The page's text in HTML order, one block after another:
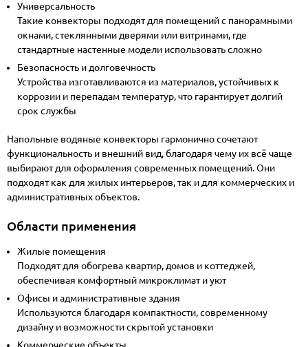
Универсальность
Такие конвекторы подходят для помещений с панорамными
окнами, стеклянными дверями или витринами, где
стандартные настенные модели использовать сложно
Безопасность и долговечность
Устройства изготавливаются из материалов, устойчивых к
коррозии и перепадам температур, что гарантирует долгий
срок службы
Напольные водяные конвекторы гармонично сочетают
функциональность и внешний вид, благодаря чему их всё чаще
выбирают для оформления современных помещений. Они
подходят как для жилых интерьеров, так и для коммерческих и
административных объектов.
Области применения
Жилые помещения
Подходят для обогрева квартир, домов и коттеджей,
обеспечивая комфортный микроклимат и уют
Офисы и административные здания
Используются благодаря компактности, современному
дизайну и возможности скрытой установки